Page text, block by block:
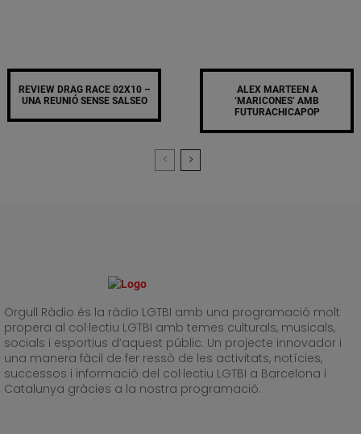
REVIEW DRAG RACE 02X10 –
UNA REUNIÓ SENSE SALSEO
ALEX MARTEEN A
‘MARICONES’ AMB
FUTURACHICAPOP
Orgull Ràdio és la ràdio LGTBI amb una programació molt
propera al col·lectiu LGTBI amb temes culturals, musicals,
socials i esportius d’aquest públic. Un projecte innovador i
una manera fàcil de fer ressò de les activitats, notícies,
successos i informació del col·lectiu LGTBI a Barcelona i
Catalunya gràcies a la nostra programació.